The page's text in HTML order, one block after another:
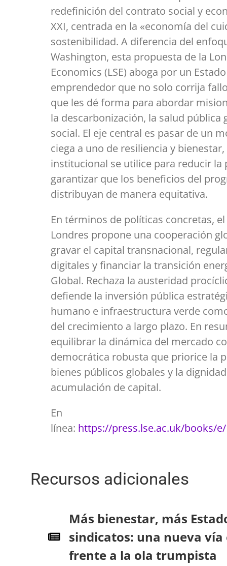
redefinición del contrato social y
XXI, centrada en la «economía del
sostenibilidad. A diferencia del
Washington, esta propuesta de la
Economics (LSE) aboga por un
emprendedor que no solo corrija
que les dé forma para abordar
la descarbonización, la salud pública
social. El eje central es pasar de un
ciega a uno de resiliencia y
institucional se utilice para reducir la
garantizar que los beneficios del
distribuyan de manera equitativa.
En términos de políticas concretas,
Londres propone una cooperación
gravar el capital transnacional,
digitales y financiar la transición
Global. Rechaza la austeridad
defiende la inversión pública
humano e infraestructura verde
del crecimiento a largo plazo. En
equilibrar la dinámica del mercado
democrática robusta que priorice la
bienes públicos globales y la
acumulación de capital.
En
línea: https://press.lse.ac.uk/books/
Recursos adicionales
Más bienestar, más
sindicatos: una nueva vía
frente a la ola trumpista